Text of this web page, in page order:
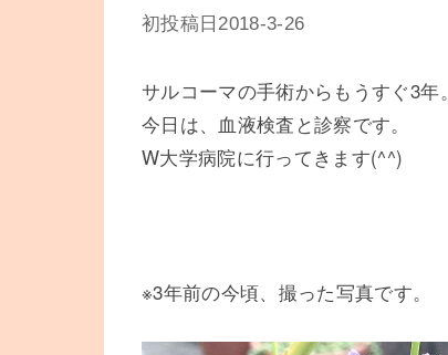
初投稿日2018-3-26
サルコーマの手術からもうすぐ3年。
今日は、血液検査と診察です。
W大学病院に行ってきます(^^)
※3年前の今頃、撮った写真です。